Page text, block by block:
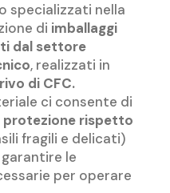
specializzati nella
di imballaggi
dal settore
, realizzati in
di CFC.
ci consente di
protezione rispetto
fragili e delicati)
le
per operare